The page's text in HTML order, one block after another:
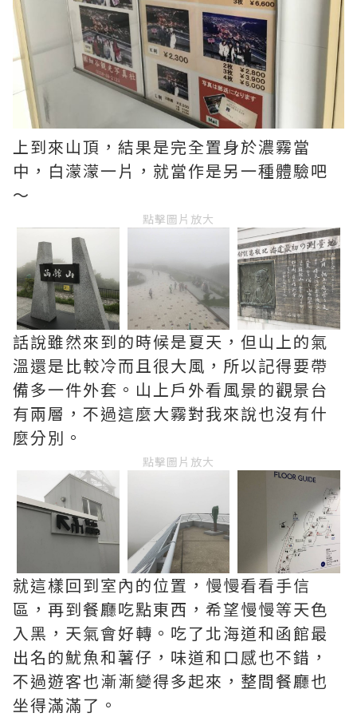
上到來山頂，結果是完全置身於濃霧當
中，白濛濛一片，就當作是另一種體驗吧
～
點擊圖片放大
話說雖然來到的時候是夏天，但山上的氣
溫還是比較冷而且很大風，所以記得要帶
備多一件外套。山上戶外看風景的觀景台
有兩層，不過這麼大霧對我來說也沒有什
麼分別。
點擊圖片放大
就這樣回到室內的位置，慢慢看看手信
區，再到餐廳吃點東西，希望慢慢等天色
入黑，天氣會好轉。吃了北海道和函館最
出名的魷魚和薯仔，味道和口感也不錯，
不過遊客也漸漸變得多起來，整間餐廳也
坐得滿滿了。